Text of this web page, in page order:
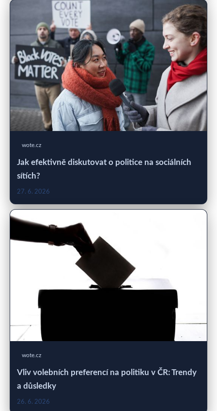
wote.cz
Jak efektivně diskutovat o politice na sociálních
sítích?
27. 6. 2026
wote.cz
Vliv volebních preferencí na politiku v ČR: Trendy
a důsledky
26. 6. 2026